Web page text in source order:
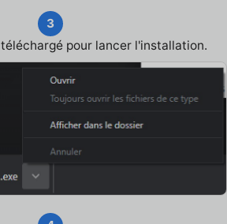
3
téléchargé pour lancer l'installation.